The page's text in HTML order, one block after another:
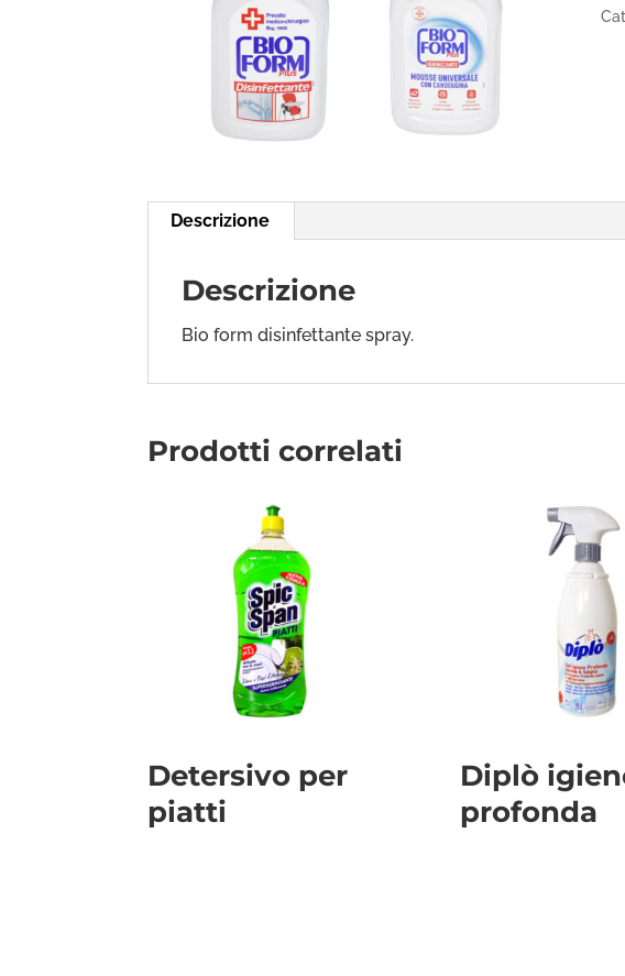
Descrizione
Descrizione
Bio form disinfettante spray.
Prodotti correlati
Detersivo per
piatti
Diplò
profonda